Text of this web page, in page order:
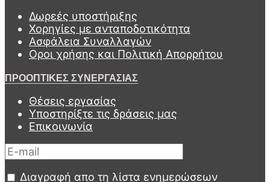
Δωρεές υποστήριξης
Χορηγίες με ανταποδοτικότητα
Ασφάλεια Συναλλαγών
Οροι χρήσης και Πολιτική Απορρήτου
ΠΡΟΟΠΤΙΚΕΣ ΣΥΝΕΡΓΑΣΙΑΣ
Θέσεις εργασίας
Υποστηρίξτε τις δράσεις μας
Επικοινωνία
Διαγραφή απο τη λίστα ενημερώσεων